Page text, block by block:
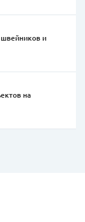
швейников и
на